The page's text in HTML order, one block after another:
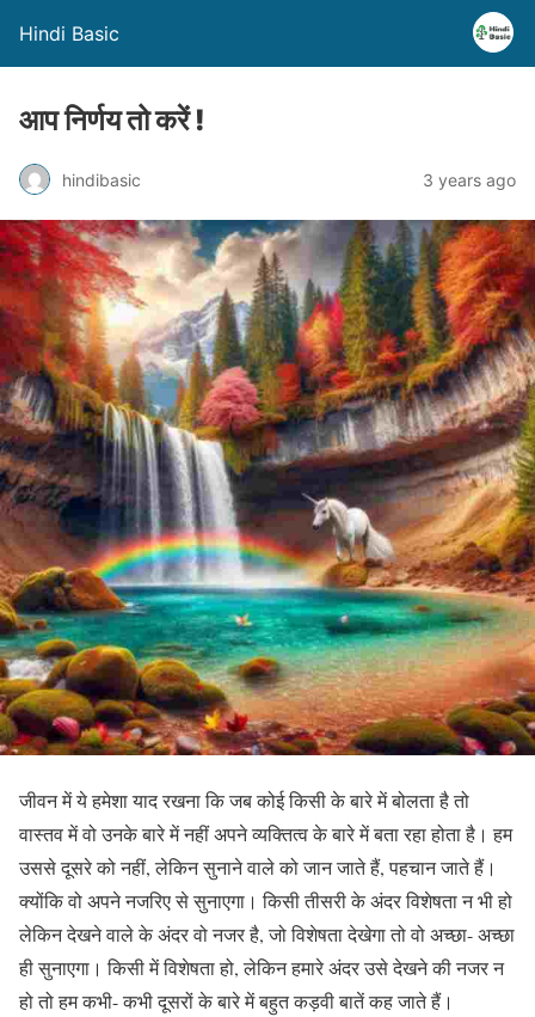
Hindi Basic
आप निर्णय तो करें !
hindibasic 3 years ago
जीवन में ये हमेशा याद रखना कि जब कोई किसी के बारे में बोलता है तो
वास्तव में वो उनके बारे में नहीं अपने व्यक्तित्व के बारे में बता रहा होता है। हम
उससे दूसरे को नहीं, लेकिन सुनाने वाले को जान जाते हैं, पहचान जाते हैं।
क्योंकि वो अपने नजरिए से सुनाएगा। किसी तीसरी के अंदर विशेषता न भी हो
लेकिन देखने वाले के अंदर वो नजर है, जो विशेषता देखेगा तो वो अच्छा- अच्छा
ही सुनाएगा। किसी में विशेषता हो, लेकिन हमारे अंदर उसे देखने की नजर न
हो तो हम कभी- कभी दूसरों के बारे में बहुत कड़वी बातें कह जाते हैं।